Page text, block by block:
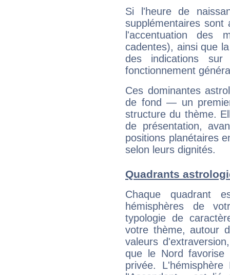
Si l'heure de
supplémentaires sont
l'accentuation des
cadentes), ainsi que
des indications sur
fonctionnement
Ces dominantes
de fond — un
structure du thème.
de présentation,
positions planétaires
selon leurs dignités.
Quadrants
Chaque quadrant
hémisphères de
typologie de
votre thème, autour
valeurs
que le Nord favorise
privée.